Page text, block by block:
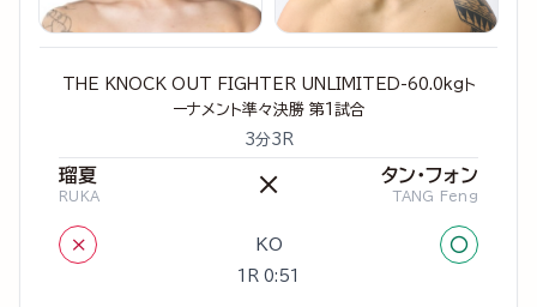
THE KNOCK OUT FIGHTER UNLIMITED-60.0kgト
ーナメント準々決勝 第1試合
3分3R
瑠夏
RUKA × タン・フォン
TANG Feng
× KO ○
1R 0:51